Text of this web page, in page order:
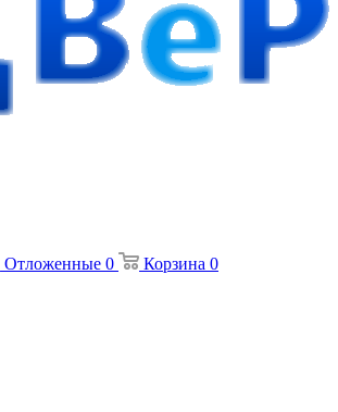
Отложенные 0 Корзина 0